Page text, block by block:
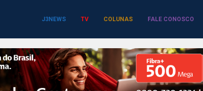
J3NEWS TV COLUNAS FALE CONOSCO